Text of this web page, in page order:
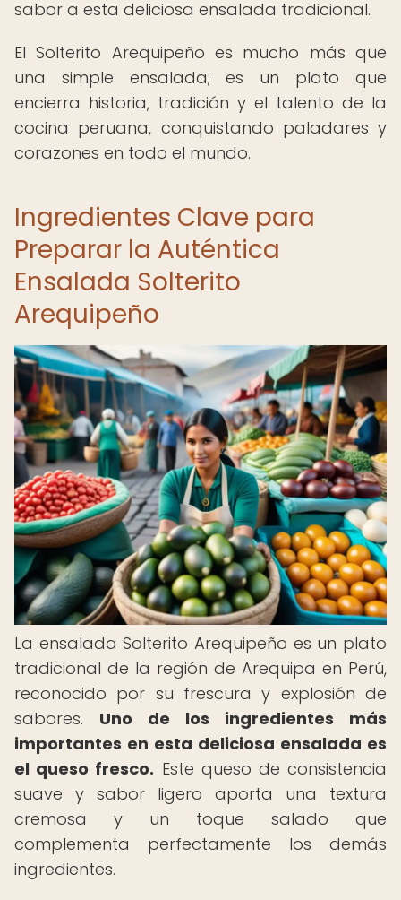
sabor a esta deliciosa ensalada tradicional.
El Solterito Arequipeño es mucho más que
una simple ensalada; es un plato que
encierra historia, tradición y el talento de la
cocina peruana, conquistando paladares y
corazones en todo el mundo.
Ingredientes Clave para
Preparar la Auténtica
Ensalada Solterito
Arequipeño
La ensalada Solterito Arequipeño es un plato
tradicional de la región de Arequipa en Perú,
reconocido por su frescura y explosión de
sabores. Uno de los ingredientes más
importantes en esta deliciosa ensalada es
el queso fresco. Este queso de consistencia
suave y sabor ligero aporta una textura
cremosa y un toque salado que
complementa perfectamente los demás
ingredientes.